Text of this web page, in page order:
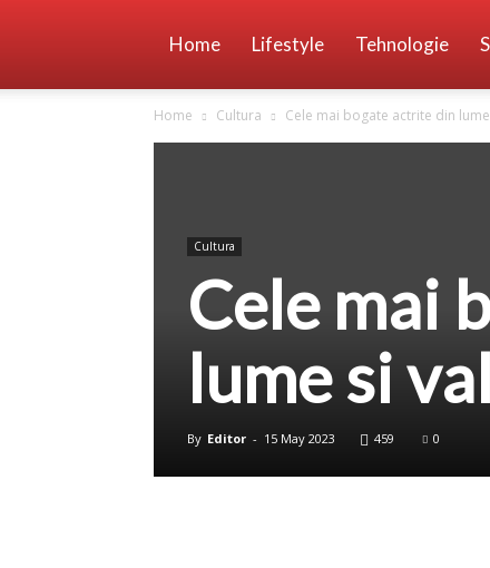
Home Lifestyle Tehnologie
Home Cultura Cele mai bogate actrite din
Cultura
Cele mai
lume si
By Editor - 15 May 2023 459 0